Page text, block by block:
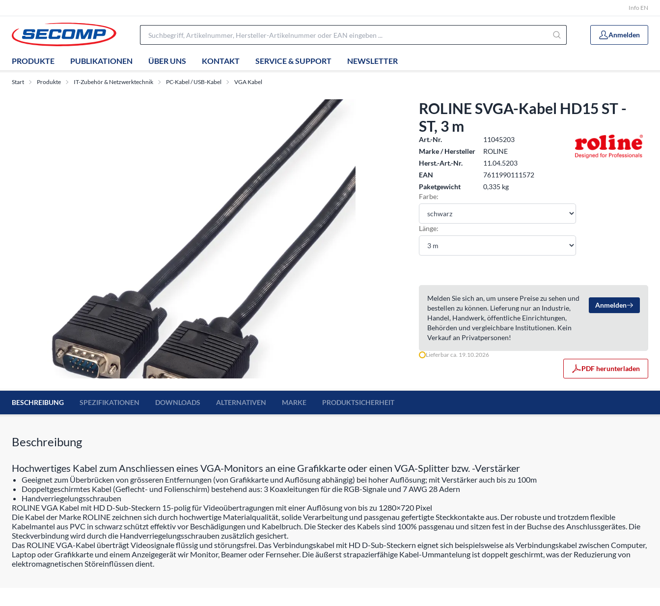
Info EN
Anmelden
PRODUKTE PUBLIKATIONEN ÜBER UNS KONTAKT SERVICE & SUPPORT NEWSLETTER
Start Produkte IT-Zubehör & Netzwerktechnik PC-Kabel / USB-Kabel VGA Kabel
ROLINE SVGA-Kabel HD15 ST -
ST, 3 m
Art.-Nr.
11045203
Marke / Hersteller
ROLINE
Herst.-Art.-Nr.
11.04.5203
EAN
7611990111572
Paketgewicht
0,335 kg
Farbe:
Länge:
Melden Sie sich an, um unsere Preise zu sehen und
bestellen zu können. Lieferung nur an Industrie,
Handel, Handwerk, öffentliche Einrichtungen,
Behörden und vergleichbare Institutionen. Kein
Verkauf an Privatpersonen!
Anmelden
Lieferbar ca. 19.10.2026
PDF herunterladen
BESCHREIBUNG SPEZIFIKATIONEN DOWNLOADS ALTERNATIVEN MARKE PRODUKTSICHERHEIT
Beschreibung
Hochwertiges Kabel zum Anschliessen eines VGA-Monitors an eine Grafikkarte oder einen VGA-Splitter bzw. -Verstärker
Geeignet zum Überbrücken von grösseren Entfernungen (von Grafikkarte und Auflösung abhängig) bei hoher Auflösung; mit Verstärker auch bis zu 100m
Doppeltgeschirmtes Kabel (Geflecht- und Folienschirm) bestehend aus: 3 Koaxleitungen für die RGB-Signale und 7 AWG 28 Adern
Handverriegelungsschrauben
ROLINE VGA Kabel mit HD D-Sub-Steckern 15-polig für Videoübertragungen mit einer Auflösung von bis zu 1280×720 Pixel
Die Kabel der Marke ROLINE zeichnen sich durch hochwertige Materialqualität, solide Verarbeitung und passgenau gefertigte Steckkontakte aus. Der robuste und trotzdem flexible
Kabelmantel aus PVC in schwarz schützt effektiv vor Beschädigungen und Kabelbruch. Die Stecker des Kabels sind 100% passgenau und sitzen fest in der Buchse des Anschlussgerätes. Die
Steckverbindung wird durch die Handverriegelungsschrauben zusätzlich gesichert.
Das ROLINE VGA-Kabel überträgt Videosignale flüssig und störungsfrei. Das Verbindungskabel mit HD D-Sub-Steckern eignet sich beispielsweise als Verbindungskabel zwischen Computer,
Laptop oder Grafikkarte und einem Anzeigegerät wir Monitor, Beamer oder Fernseher. Die äußerst strapazierfähige Kabel-Ummantelung ist doppelt geschirmt, was der Reduzierung von
elektromagnetischen Störeinflüssen dient.